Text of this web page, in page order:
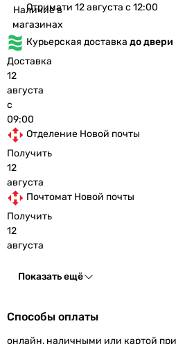
Наличие в
магазинах
Отримати 12 августа с 12:00
Курьерская доставка до двери
Доставка
12
августа
с
09:00
Отделение Новой почты
Получить
12
августа
Почтомат Новой почты
Получить
12
августа
Показать ещё
Способы оплаты
онлайн, наличными или картой